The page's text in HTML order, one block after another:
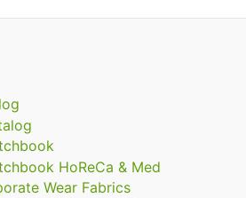
HoReCa & Med
Wear Fabrics